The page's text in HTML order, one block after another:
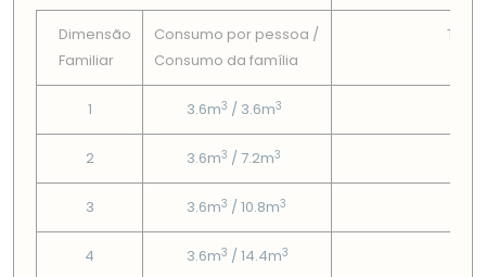
Dimensão
Familiar
Consumo por pessoa /
Consumo da famí­lia
Tarifa
1 3.6m3 / 3.6m3
2 3.6m3 / 7.2m3
3 3.6m3 / 10.8m3
4 3.6m3 / 14.4m3